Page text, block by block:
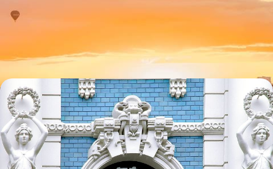
Une grande balade Baltique pour vivre, durant dix jours, au rythme des
tendances du Nord qui bouge
De Vilnius à Tallinn - Road-trip à travers les Pays
Baltes
Aller en liberté de capitale en capitale et découvrir au passage
Klaipeda, Cesis et Tartu
13 jours, de CHF 3200 à CHF 4000